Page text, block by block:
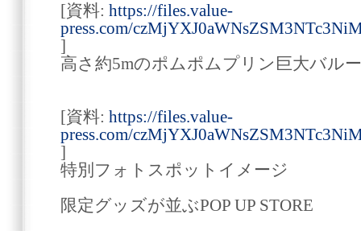
[資料: https://files.value-
press.com/
]
高さ約5mのポムポムプリン巨大バル
[資料: https://files.value-
press.com/
]
特別フォトスポットイメージ
限定グッズが並ぶPOP UP STORE